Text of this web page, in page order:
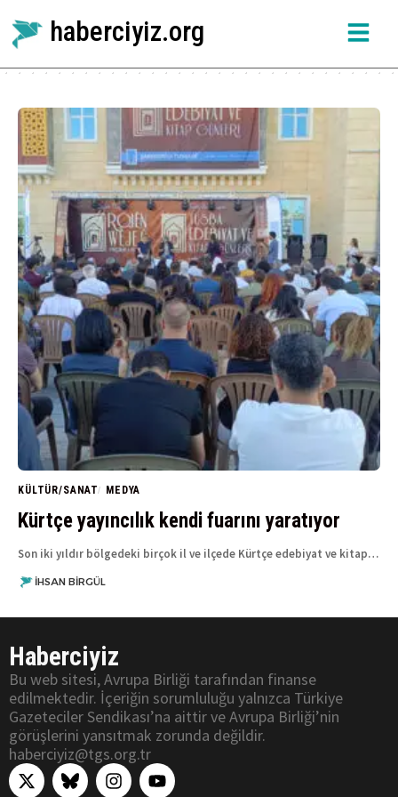
haberciyiz.org
Etiket:Payîz
KÜLTÜR/SANAT MEDYA
Kürtçe yayıncılık kendi fuarını yaratıyor
Son iki yıldır bölgedeki birçok il ve ilçede Kürtçe edebiyat ve kitap…
İHSAN BIRGÜL
Haberciyiz
Bu web sitesi, Avrupa Birliği tarafından finanse
edilmektedir. İçeriğin sorumluluğu yalnızca Türkiye
Gazeteciler Sendikası’na aittir ve Avrupa Birliği’nin
görüşlerini yansıtmak zorunda değildir.
haberciyiz@tgs.org.tr